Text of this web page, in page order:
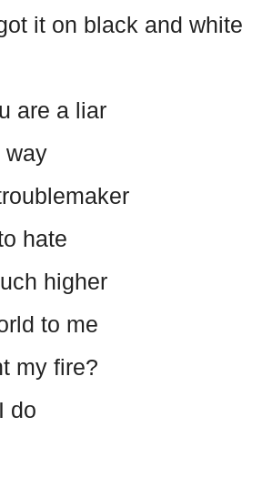
it on black and white
are a liar
way
hate
higher
to me
my fire?
do